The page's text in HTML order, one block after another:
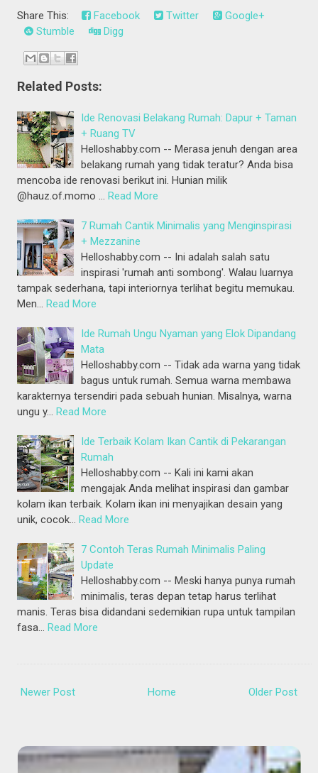
Share This: Facebook Twitter
Google+
Stumble
Digg
Related Posts:
Ide Renovasi Belakang Rumah: Dapur + Taman
+ Ruang TV
Helloshabby.com -- Merasa jenuh dengan area
belakang rumah yang tidak teratur? Anda bisa
mencoba ide renovasi berikut ini. Hunian milik
@hauz.of.momo … Read More
7 Rumah Cantik Minimalis yang Menginspirasi
+ Mezzanine
Helloshabby.com -- Ini adalah salah satu
inspirasi 'rumah anti sombong'. Walau luarnya
tampak sederhana, tapi interiornya terlihat begitu memukau.
Men… Read More
Ide Rumah Ungu Nyaman yang Elok Dipandang
Mata
Helloshabby.com -- Tidak ada warna yang tidak
bagus untuk rumah. Semua warna membawa
karakternya tersendiri pada sebuah hunian. Misalnya, warna
ungu y… Read More
Ide Terbaik Kolam Ikan Cantik di Pekarangan
Rumah
Helloshabby.com -- Kali ini kami akan
mengajak Anda melihat inspirasi dan gambar
kolam ikan terbaik. Kolam ikan ini menyajikan desain yang
unik, cocok… Read More
7 Contoh Teras Rumah Minimalis Paling
Update
Helloshabby.com -- Meski hanya punya rumah
minimalis, teras depan tetap harus terlihat
manis. Teras bisa didandani sedemikian rupa untuk tampilan
fasa… Read More
Newer Post Older Post
Home